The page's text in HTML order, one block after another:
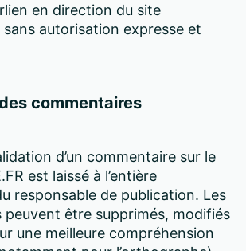
en direction du site
sans autorisation expresse et
commentaires
d’un commentaire sur le
est laissé à l’entière
responsable de publication. Les
peuvent être supprimés, modifiés
une meilleure compréhension